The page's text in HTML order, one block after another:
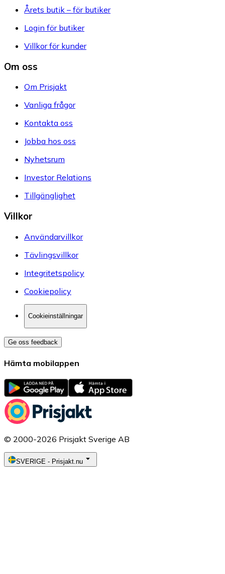
Årets butik – för butiker
Login för butiker
Villkor för kunder
Om oss
Om Prisjakt
Vanliga frågor
Kontakta oss
Jobba hos oss
Nyhetsrum
Investor Relations
Tillgänglighet
Villkor
Användarvillkor
Tävlingsvillkor
Integritetspolicy
Cookiepolicy
Cookieinställningar
Ge oss feedback
Hämta mobilappen
© 2000-2026 Prisjakt Sverige AB
SVERIGE - Prisjakt.nu